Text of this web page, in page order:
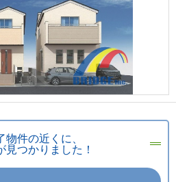
物件の近くに、
見つかりました！